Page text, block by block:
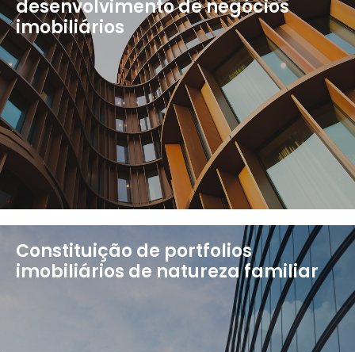
desenvolvimento de negócios
imobiliários
Constituição de portfolios
imobiliários de natureza familiar